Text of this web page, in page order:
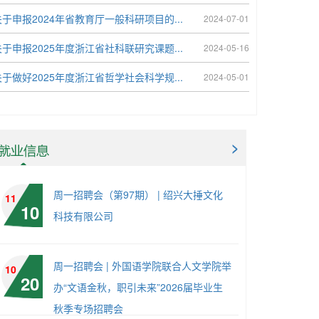
申报2024年省教育厅一般科研项目的... 2024-07-01
申报2025年度浙江省社科联研究课题... 2024-05-16
做好2025年度浙江省哲学社会科学规... 2024-05-01
>
11
10
周一招聘会（第97期） | 绍兴大捶文化
科技有限公司
10
20
周一招聘会 | 外国语学院联合人文学院举
办“文语金秋，职引未来”2026届毕业生
秋季专场招聘会